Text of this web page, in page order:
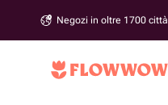
Negozi in oltre 1700 città